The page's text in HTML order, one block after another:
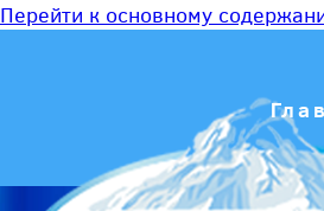
Перейти к основному